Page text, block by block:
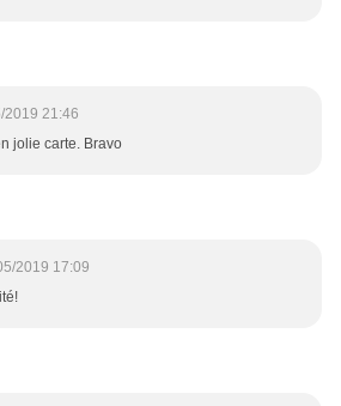
2019 21:46
jolie carte. Bravo
2019 17:09